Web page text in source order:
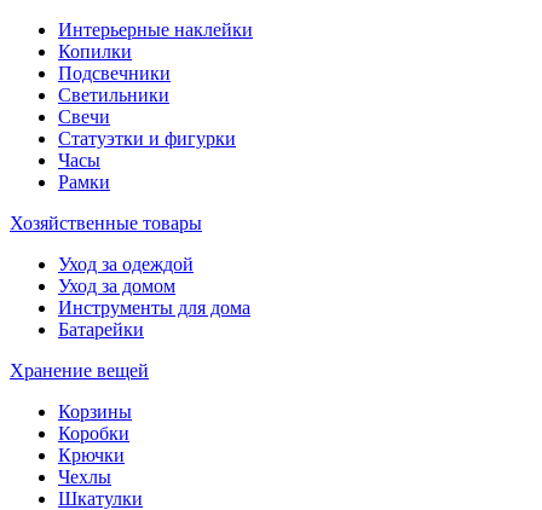
Интерьерные наклейки
Копилки
Подсвечники
Светильники
Свечи
Статуэтки и фигурки
Часы
Рамки
Хозяйственные товары
Уход за одеждой
Уход за домом
Инструменты для дома
Батарейки
Хранение вещей
Корзины
Коробки
Крючки
Чехлы
Шкатулки